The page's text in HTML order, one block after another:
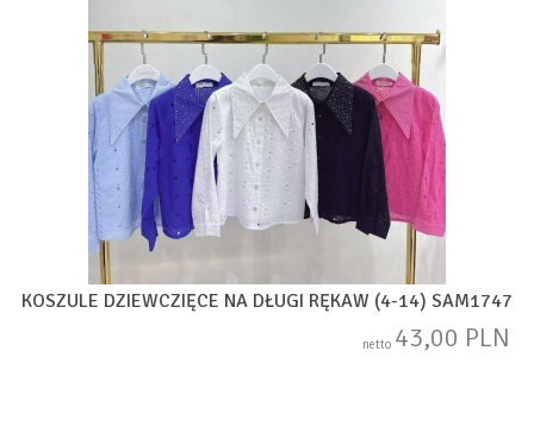
KOSZULE DZIEWCZIĘCE NA DŁUGI RĘKAW (4-14) SAM1747
netto 43,00 PLN